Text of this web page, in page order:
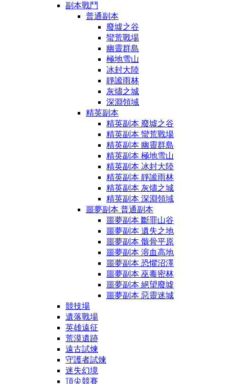
副本戰鬥
普通副本
廢墟之谷
蠻荒戰場
幽靈群島
極地雪山
冰封大陸
靜謐雨林
灰燼之城
深淵領域
精英副本
精英副本 廢墟之谷
精英副本 蠻荒戰場
精英副本 幽靈群島
精英副本 極地雪山
精英副本 冰封大陸
精英副本 靜謐雨林
精英副本 灰燼之城
精英副本 深淵領域
噩夢副本 普通副本
噩夢副本 斷罪山谷
噩夢副本 遺失之地
噩夢副本 骸骨平原
噩夢副本 溶血高地
噩夢副本 恐懼沼澤
噩夢副本 巫毒密林
噩夢副本 絕望廢墟
噩夢副本 惡靈迷城
競技場
遺落戰場
英雄遠征
荒漠遺跡
遠古試煉
守護者試煉
迷失幻境
頂尖競賽